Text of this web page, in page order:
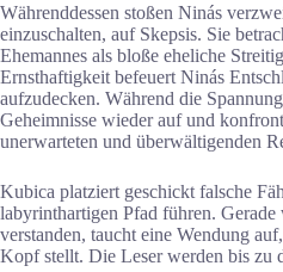
Währenddessen stoßen Ninás
einzuschalten, auf Skepsis. Sie
Ehemannes als bloße eheliche
Ernsthaftigkeit befeuert Ninás
aufzudecken. Während die
Geheimnisse wieder auf und
unerwarteten und überwältigenden
Kubica platziert geschickt falsche
labyrinthartigen Pfad führen. Gerade
verstanden, taucht eine Wendung
Kopf stellt. Die Leser werden bis zu